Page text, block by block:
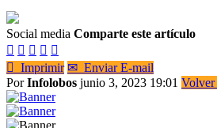
Social media Comparte este artículo
    
 Imprimir ✉ Enviar E-mail
PorInfolobos junio 3, 2023 19:01 Volver